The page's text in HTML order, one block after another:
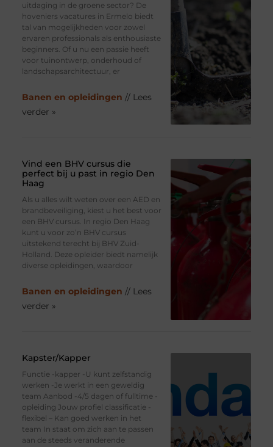
uitdaging in de groene sector? De
hoveniers vacatures in Ermelo biedt
tal van mogelijkheden voor zowel
ervaren professionals als enthousiaste
beginners. Of u nu een passie heeft
voor tuinontwerp, onderhoud of
landschapsarchitectuur, er
Banen en opleidingen // Lees
verder »
Vind een BHV cursus die
perfect bij u past in regio Den
Haag
Als u alles wilt weten over een AED en
brandbeveiliging, kiest u het best voor
een BHV cursus. In regio Den Haag
kunt u voor zo’n BHV cursus
uitstekend terecht bij BHV Zuid-
Holland. Deze opleider biedt namelijk
diverse opleidingen, waardoor
Banen en opleidingen // Lees
verder »
Kapster/Kapper
Functie -kapper -U kunt zelfstandig
werken -Je werkt in een geweldig
team Aanbod -4/5 dagen of fulltime -
opleiding Jouw profiel classificatie -
flexibel – Kan goed werken in het
team In staat om zich aan te passen
aan de steeds veranderende